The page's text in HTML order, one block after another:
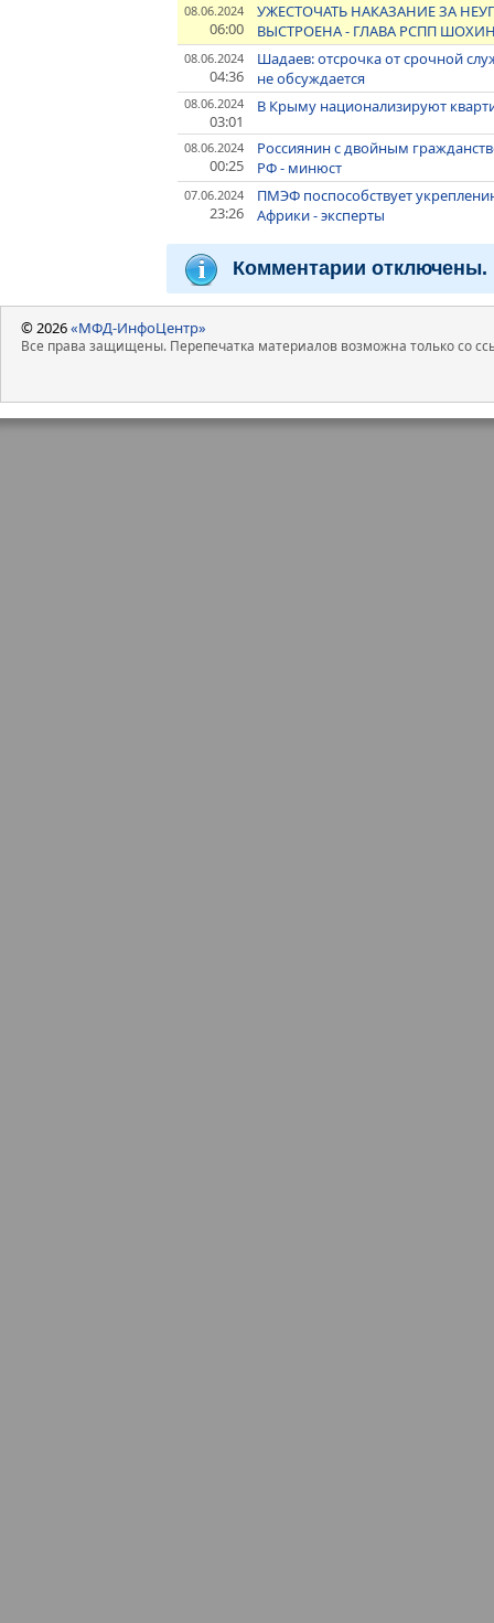
08.06.2024
06:00
УЖЕСТОЧАТЬ НАКАЗАНИЕ ЗА
ВЫСТРОЕНА - ГЛАВА РСПП
08.06.2024
04:36
Шадаев: отсрочка от срочной
не обсуждается
08.06.2024
03:01
В Крыму национализируют
08.06.2024
00:25
Россиянин с двойным
РФ - минюст
07.06.2024
23:26
ПМЭФ поспособствует
Африки - эксперты
Комментарии отключены.
© 2026«МФД-ИнфоЦентр»
Все права защищены. Перепечатка материалов возможна только со